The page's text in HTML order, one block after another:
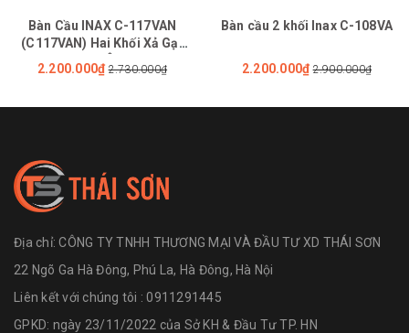
Bàn Cầu INAX C-117VAN
(C117VAN) Hai Khối Xả Gạt
Nắp Êm
2.200.000₫ 2.730.000₫
Bàn cầu 2 khối Inax C-108VA
2.200.000₫ 2.900.000₫
Địa chỉ:CÔNG TY TNHH THƯƠNG MẠI VÀ ĐẦU TƯ XD THÁI SƠN
22 Ngõ Ga Hà Đông, Phú La, Hà Đông, Hà Nội
Liên kết với chúng tôi : 0911291445
GPKD: ngày 23/11/2022 của Sở KH & Đầu Tư TP. HN